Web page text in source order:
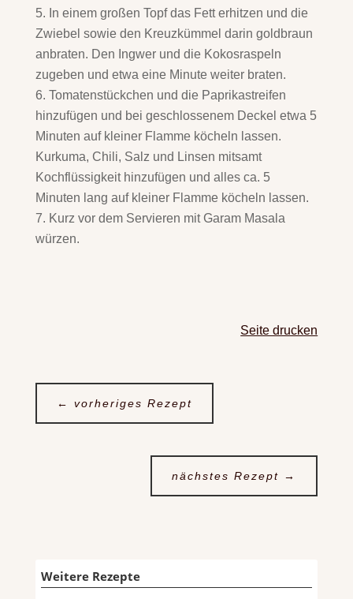
In einem großen Topf das Fett erhitzen und die
Zwiebel sowie den Kreuzkümmel darin goldbraun
anbraten. Den Ingwer und die Kokosraspeln
zugeben und etwa eine Minute weiter braten.
Tomatenstückchen und die Paprikastreifen
hinzufügen und bei geschlossenem Deckel etwa 5
Minuten auf kleiner Flamme köcheln lassen.
Kurkuma, Chili, Salz und Linsen mitsamt
Kochflüssigkeit hinzufügen und alles ca. 5
Minuten lang auf kleiner Flamme köcheln lassen.
Kurz vor dem Servieren mit Garam Masala
würzen.
Seite drucken
← vorheriges Rezept
nächstes Rezept →
Weitere Rezepte